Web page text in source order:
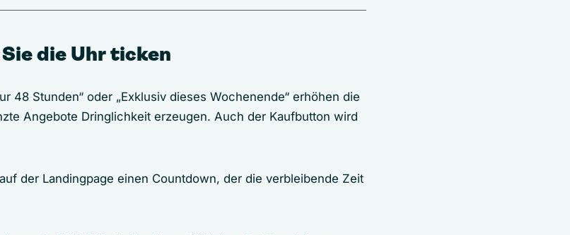
Sie die Uhr ticken
48 Stunden“ oder „Exklusiv dieses Wochenende“ erhöhen die
Angebote Dringlichkeit erzeugen. Auch der Kaufbutton wird
der Landingpage einen Countdown, der die verbleibende Zeit